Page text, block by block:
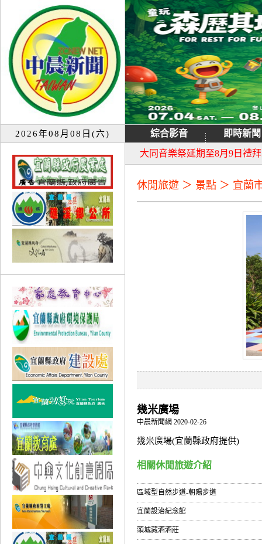
2026年08月08日(六) 綜合影音 即時新聞
宜蘭童玩節7月13日重新開園
大同音樂祭延期至8月9日禮
休閒旅遊 ＞ 景點 ＞ 宜蘭
幾米廣場
中晨新聞網 2020-02-26
幾米廣場(宜蘭縣政府提供)
相關休閒旅遊介紹
區域型自然步道-朝陽步道
宜蘭設治紀念館
頭城藏酒酒莊